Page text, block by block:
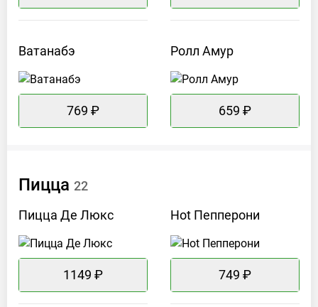
Ватанабэ
769 ₽
Ролл Амур
659 ₽
Пицца 22
Пицца Де Люкс
1149 ₽
Hot Пепперони
749 ₽